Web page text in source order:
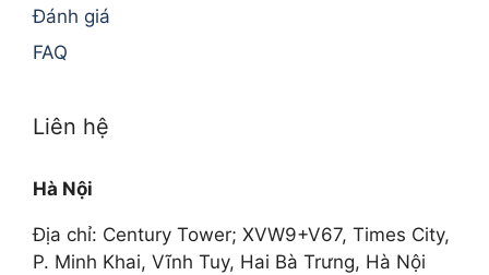
Đánh giá
FAQ
Liên hệ
Hà Nội
Địa chỉ: Century Tower; XVW9+V67, Times City,
P. Minh Khai, Vĩnh Tuy, Hai Bà Trưng, Hà Nội